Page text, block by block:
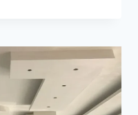
الطائف
ت:
0565725648
تصميم